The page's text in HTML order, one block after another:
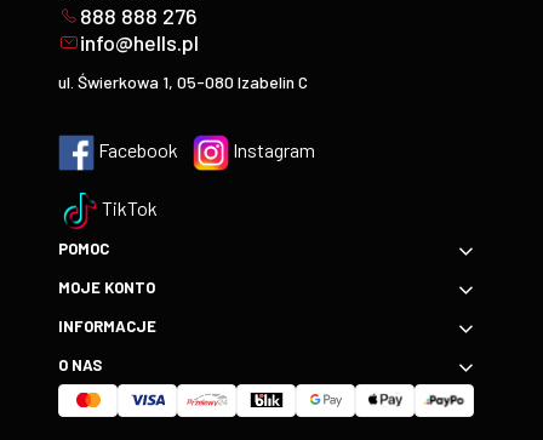
888 888 276
info@hells.pl
ul. Świerkowa 1, 05-080 Izabelin C
Facebook Instagram
TikTok
POMOC
MOJE KONTO
INFORMACJE
O NAS